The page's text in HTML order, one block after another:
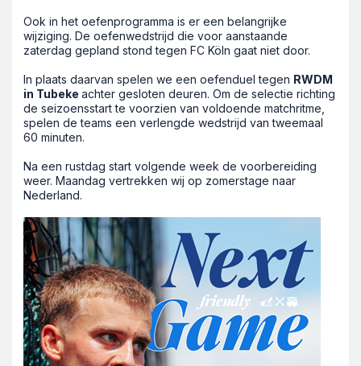
Ook in het oefenprogramma is er een belangrijke
wijziging. De oefenwedstrijd die voor aanstaande
zaterdag gepland stond tegen FC Köln gaat niet door.
In plaats daarvan spelen we een oefenduel tegen RWDM
in Tubeke achter gesloten deuren. Om de selectie richting
de seizoensstart te voorzien van voldoende matchritme,
spelen de teams een verlengde wedstrijd van tweemaal
60 minuten.
Na een rustdag start volgende week de voorbereiding
weer. Maandag vertrekken wij op zomerstage naar
Nederland.